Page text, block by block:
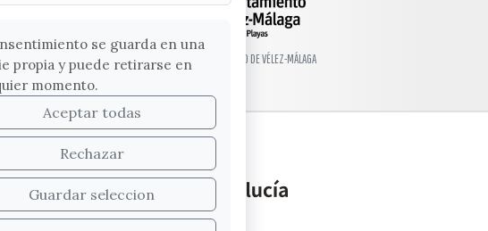
del Mar
© EXCMO. AYUNTAMIENTO DE VÉLEZ-MÁLAGA
se guarda en una
propia y puede retirarse en
momento.
Aceptar todas
Rechazar
Guardar seleccion